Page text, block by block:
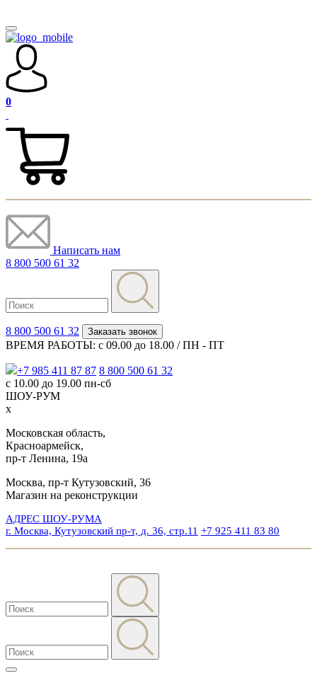
0
Написать нам
8 800 500 61 32
8 800 500 61 32 Заказать звонок
ВРЕМЯ РАБОТЫ: с 09.00 до 18.00 / ПН - ПТ
+7 985 411 87 87 8 800 500 61 32
с 10.00 до 19.00 пн-сб
ШОУ-РУМ
x
Московская область,
Красноармейск,
пр-т Ленина, 19а
Москва, пр-т Кутузовский, 36
Магазин на реконструкции
АДРЕС ШОУ-РУМА
г. Москва, Кутузовский пр-т, д. 36, стр.11 +7 925 411 83 80